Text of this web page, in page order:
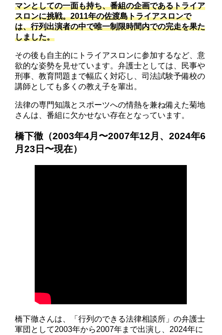
マンとしての一面も持ち、番組の企画であるトライア
スロンに挑戦。2011年の佐渡島トライアスロンで
は、行列出演者の中で唯一制限時間内での完走を果た
しました。
その後も自主的にトライアスロンに参加するなど、意
欲的な姿勢を見せています。弁護士としては、民事や
刑事、教育問題まで幅広く対応し、司法試験予備校の
講師としても多くの教え子を輩出。
法律の専門知識とスポーツへの情熱を兼ね備えた菊地
さんは、番組に欠かせない存在となっています。
橋下徹（2003年4月〜2007年12月、2024年6
月23日〜現在）
橋下徹さんは、「行列のできる法律相談所」の弁護士
軍団として2003年から2007年まで出演し、2024年に